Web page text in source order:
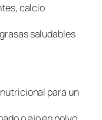
calcio
saludables
para un